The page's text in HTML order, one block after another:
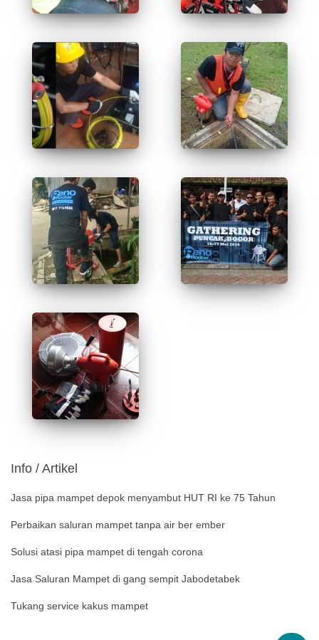
Info / Artikel
Jasa pipa mampet depok menyambut HUT RI ke 75 Tahun
Perbaikan saluran mampet tanpa air ber ember
Solusi atasi pipa mampet di tengah corona
Jasa Saluran Mampet di gang sempit Jabodetabek
Tukang service kakus mampet